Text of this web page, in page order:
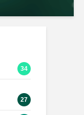
34
27